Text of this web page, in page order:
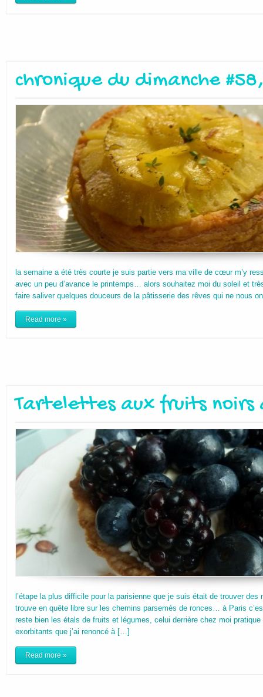
chronique du dimanche
la semaine a été très courte je suis partie vers ma ville de cœur m’y
avec un peu d’avance le printemps… alors souhaitez moi du soleil et
faire saliver quelques douceurs de la pâtisserie des rêves qui ne nous
Read more »
Tartelettes aux fruits noirs
l’étape la plus difficile pour la parisienne que je suis était de trouver des
trouve en quête libre sur les chemins parsemés de ronces… à Paris
reste bien les étals de fruits et légumes, celui derrière chez moi
exorbitants que j’ai renoncé à […]
Read more »